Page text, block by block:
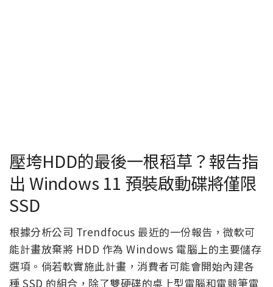
壓垮HDD的最後一根稻草？報告指
出 Windows 11 預裝啟動碟將僅限
SSD
根據分析公司 Trendfocus 最近的一份報告，微軟可
能計畫放棄將 HDD 作為 Windows 電腦上的主要儲存
選項。倘若軟實施此計畫，消費者可能會開始內建各
種 SSD 的組合，除了雙硬碟的桌上型電腦和電競筆電